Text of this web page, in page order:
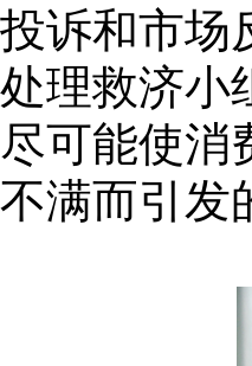
投诉和市场
处理救济小
尽可能使消
不满而引发